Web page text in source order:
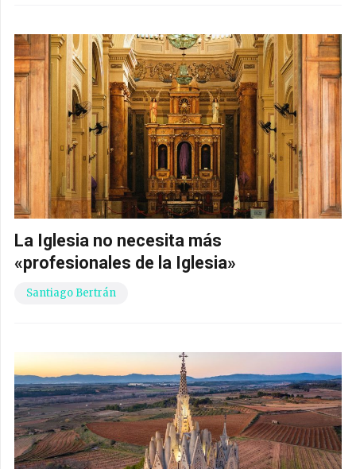
La Iglesia no necesita más
«profesionales de la Iglesia»
Santiago Bertrán